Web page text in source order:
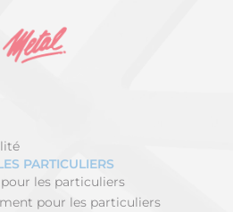
PARTICULIERS
les particuliers
pour les particuliers